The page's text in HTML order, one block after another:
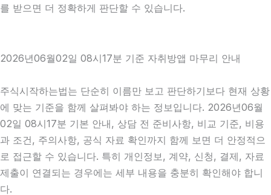
를 받으면 더 정확하게 판단할 수 있습니다.
2026년06월02일 08시17분 기준 자취방앱 마무리 안내
주식시작하는법는 단순히 이름만 보고 판단하기보다 현재 상황
에 맞는 기준을 함께 살펴봐야 하는 정보입니다. 2026년06월
02일 08시17분 기본 안내, 상담 전 준비사항, 비교 기준, 비용
과 조건, 주의사항, 공식 자료 확인까지 함께 보면 더 안정적으
로 접근할 수 있습니다. 특히 개인정보, 계약, 신청, 결제, 자료
제출이 연결되는 경우에는 세부 내용을 충분히 확인해야 합니
다.